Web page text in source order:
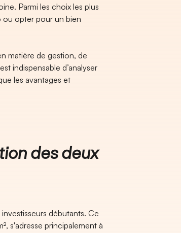
Parmi les choix les plus
ou opter pour un bien
matière de gestion, de
indispensable d’analyser
les avantages et
des deux
débutants. Ce
s'adresse principalement à